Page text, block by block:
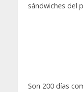
sándwiches del
Son 200 días